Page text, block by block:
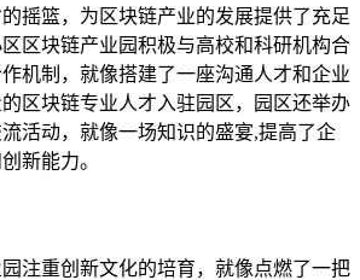
摇篮，为区块链产业的发展提供了充足
区块链产业园积极与高校和科研机构合
机制，就像搭建了一座沟通人才和企业
区块链专业人才入驻园区，园区还举办
活动，就像一场知识的盛宴,提高了企
新能力。
注重创新文化的培育，就像点燃了一把